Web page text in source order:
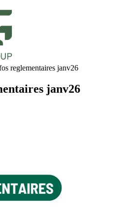
reglementaires janv26
janv26